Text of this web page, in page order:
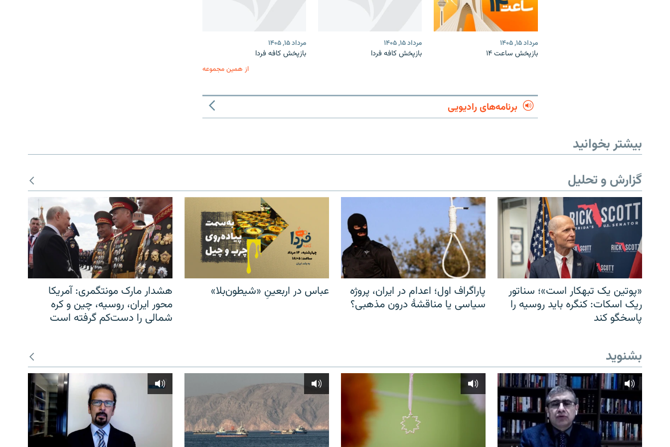
مرداد ۱۵, ۱۴۰۵
بازپخش ساعت ۱۴
مرداد ۱۵, ۱۴۰۵
بازپخش کافه فردا
مرداد ۱۵, ۱۴۰۵
بازپخش کافه فردا
از همین مجموعه
برنامه‌های رادیویی
بیشتر بخوانید
گزارش و تحلیل
«پوتین یک تبهکار است»؛ سناتور
ریک اسکات: کنگره باید روسیه را
پاسخگو کند
پاراگراف اول؛ اعدام در ایران، پروژه
سیاسی یا مناقشهٔ درون مذهبی؟
عباس در اربعینِ «شیطون‌بلا»
هشدار مارک مونتگمری: آمریکا
محور ایران، روسیه، چین و کره
شمالی را دست‌کم گرفته است
بشنوید